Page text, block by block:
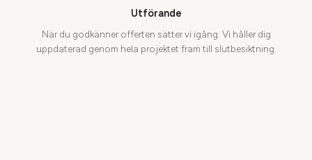
Utförande
När du godkänner offerten sätter vi igång. Vi håller dig
uppdaterad genom hela projektet fram till slutbesiktning.